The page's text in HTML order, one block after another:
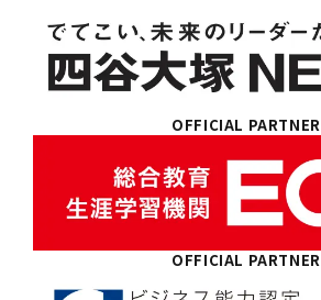
OFFICIAL PARTNER
OFFICIAL PARTNER